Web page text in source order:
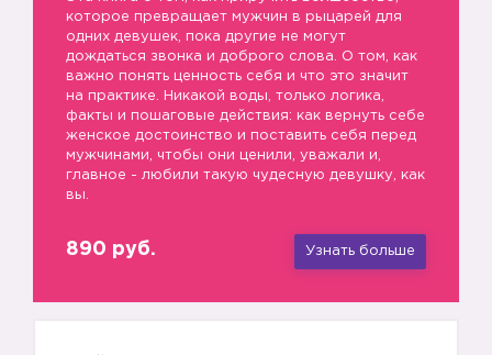
которое превращает мужчин в рыцарей для
одних девушек, пока другие не могут
дождаться звонка и доброго слова. О том, как
важно понять ценность себя и что это значит
на практике. Никакой воды, только логика,
факты и пошаговые действия: как вернуть себе
женское достоинство и поставить себя перед
мужчинами, чтобы они ценили, уважали и,
главное - любили такую чудесную девушку, как
вы.
890 руб. Узнать больше